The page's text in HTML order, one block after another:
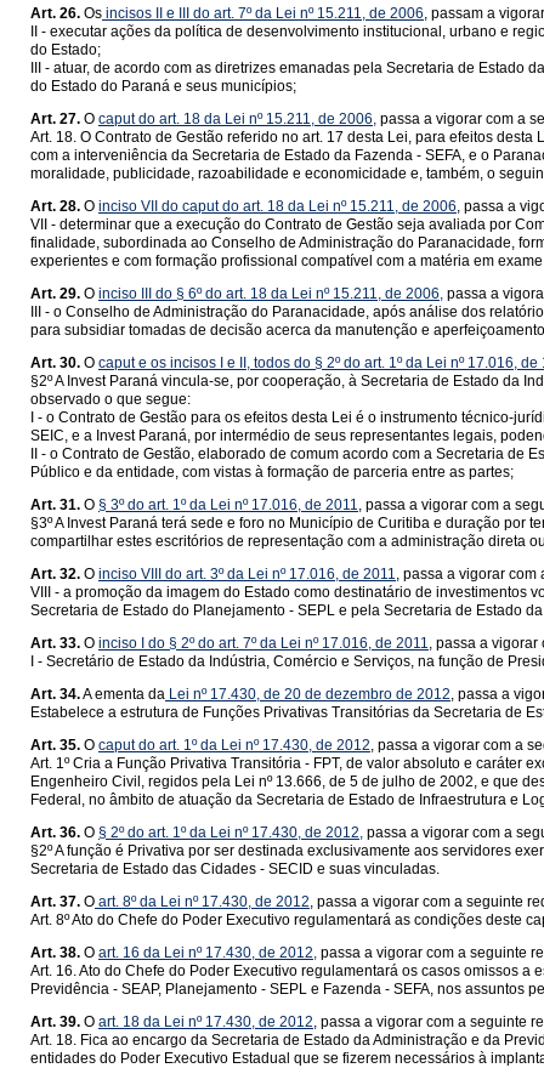
Art. 26. Os incisos II e III do art. 7º da Lei nº 15.211, de 2006, passam a
II - executar ações da política de desenvolvimento institucional, urbano e
do Estado;
III - atuar, de acordo com as diretrizes emanadas pela Secretaria de
do Estado do Paraná e seus municípios;
Art. 27. O caput do art. 18 da Lei nº 15.211, de 2006, passa a vigorar com a
Art. 18. O Contrato de Gestão referido no art. 17 desta Lei, para efeitos
com a interveniência da Secretaria de Estado da Fazenda - SEFA, e o
moralidade, publicidade, razoabilidade e economicidade e, também, o
Art. 28. O inciso VII do caput do art. 18 da Lei nº 15.211, de 2006, passa a
VII - determinar que a execução do Contrato de Gestão seja avaliada por
finalidade, subordinada ao Conselho de Administração do Paranacidade,
experientes e com formação profissional compatível com a matéria em
Art. 29. O inciso III do § 6º do art. 18 da Lei nº 15.211, de 2006, passa a
III - o Conselho de Administração do Paranacidade, após análise dos
para subsidiar tomadas de decisão acerca da manutenção e
Art. 30. O caput e os incisos I e II, todos do § 2º do art. 1º da Lei nº 17.016,
§2º A Invest Paraná vincula-se, por cooperação, à Secretaria de Estado da
observado o que segue:
I - o Contrato de Gestão para os efeitos desta Lei é o instrumento técnico-
SEIC, e a Invest Paraná, por intermédio de seus representantes legais,
II - o Contrato de Gestão, elaborado de comum acordo com a Secretaria
Público e da entidade, com vistas à formação de parceria entre as partes;
Art. 31. O § 3º do art. 1º da Lei nº 17.016, de 2011, passa a vigorar com a
§3º A Invest Paraná terá sede e foro no Município de Curitiba e duração
compartilhar estes escritórios de representação com a administração direta
Art. 32. O inciso VIII do art. 3º da Lei nº 17.016, de 2011, passa a vigorar com
VIII - a promoção da imagem do Estado como destinatário de
Secretaria de Estado do Planejamento - SEPL e pela Secretaria de Estado
Art. 33. O inciso I do § 2º do art. 7º da Lei nº 17.016, de 2011, passa a vigorar
I - Secretário de Estado da Indústria, Comércio e Serviços, na função de
Art. 34.A ementa da Lei nº 17.430, de 20 de dezembro de 2012, passa a
Estabelece a estrutura de Funções Privativas Transitórias da Secretaria de
Art. 35. O caput do art. 1º da Lei nº 17.430, de 2012, passa a vigorar com a
Art. 1º Cria a Função Privativa Transitória - FPT, de valor absoluto e caráter
Engenheiro Civil, regidos pela Lei nº 13.666, de 5 de julho de 2002, e que
Federal, no âmbito de atuação da Secretaria de Estado de Infraestrutura e
Art. 36. O § 2º do art. 1º da Lei nº 17.430, de 2012, passa a vigorar com a
§2º A função é Privativa por ser destinada exclusivamente aos servidores
Secretaria de Estado das Cidades - SECID e suas vinculadas.
Art. 37. O art. 8º da Lei nº 17.430, de 2012, passa a vigorar com a seguinte
Art. 8º Ato do Chefe do Poder Executivo regulamentará as condições deste
Art. 38. O art. 16 da Lei nº 17.430, de 2012, passa a vigorar com a seguinte
Art. 16. Ato do Chefe do Poder Executivo regulamentará os casos omissos
Previdência - SEAP, Planejamento - SEPL e Fazenda - SEFA, nos assuntos
Art. 39. O art. 18 da Lei nº 17.430, de 2012, passa a vigorar com a seguinte
Art. 18. Fica ao encargo da Secretaria de Estado da Administração e da
entidades do Poder Executivo Estadual que se fizerem necessários à